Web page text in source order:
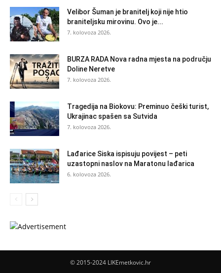
Velibor Šuman je branitelj koji nije htio
braniteljsku mirovinu. Ovo je...
7. kolovoza 2026.
BURZA RADA Nova radna mjesta na području
Doline Neretve
7. kolovoza 2026.
Tragedija na Biokovu: Preminuo češki turist,
Ukrajinac spašen sa Sutvida
7. kolovoza 2026.
Lađarice Siska ispisuju povijest – peti
uzastopni naslov na Maratonu lađarica
6. kolovoza 2026.
© 2015-2024 LIKEmetkovic.hr